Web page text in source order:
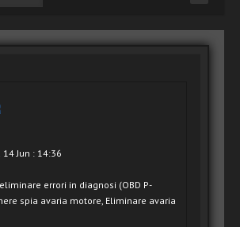
Jun : 14:36
errori in diagnosi (OBD P-
spia avaria motore, Eliminare avaria